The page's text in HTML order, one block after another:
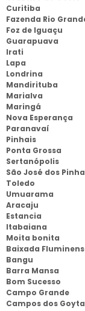
Curitiba
Fazenda Rio
Foz de Iguaçu
Guarapuava
Irati
Lapa
Londrina
Mandirituba
Marialva
Maringá
Nova Esperança
Paranavaí
Pinhais
Ponta Grossa
Sertanópolis
São José dos
Toledo
Umuarama
Aracaju
Estancia
Itabaiana
Moita bonita
Baixada
Bangu
Barra Mansa
Bom Sucesso
Campo Grande
Campos dos